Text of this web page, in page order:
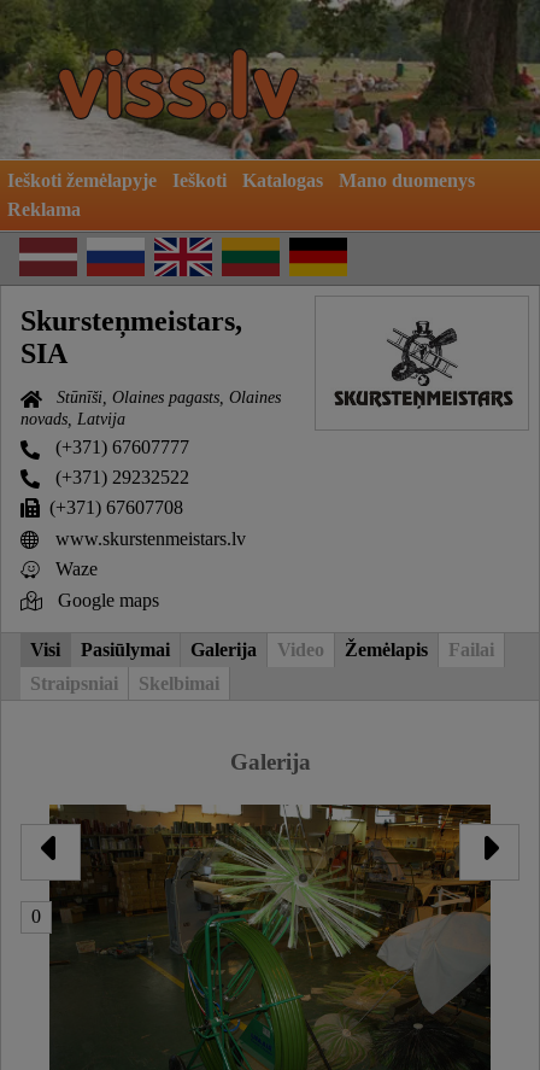
Ieškoti žemėlapyje Ieškoti Katalogas
Mano duomenys
Reklama
Skursteņmeistars,
SIA
Stūnīši, Olaines pagasts, Olaines
novads, Latvija
(+371) 67607777
(+371) 29232522
(+371) 67607708
www.skurstenmeistars.lv
Waze
Google maps
Visi Pasiūlymai Galerija Video Žemėlapis
Failai
Straipsniai
Skelbimai
Galerija
0